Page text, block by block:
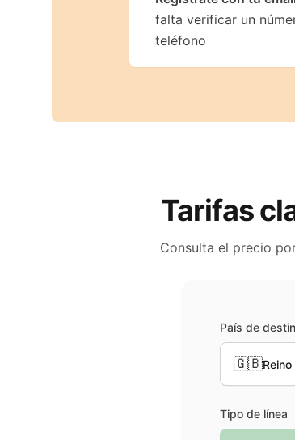
falta verificar un
teléfono
Tarifas
Consulta el precio
País de
🇬🇧
Tipo de línea